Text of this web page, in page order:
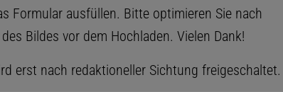
Formular ausfüllen. Bitte optimieren Sie nach
Bildes vor dem Hochladen. Vielen Dank!
erst nach redaktioneller Sichtung freigeschaltet.